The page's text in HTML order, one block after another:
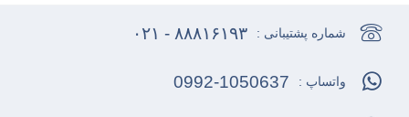
شماره پشتیبانی : ۸۸۸۱۶۱۹۳ - ۰۲۱
واتساپ : 0992-1050637